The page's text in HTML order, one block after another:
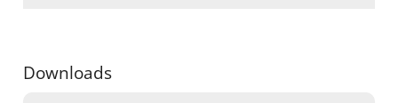
Downloads